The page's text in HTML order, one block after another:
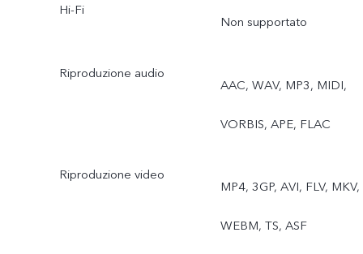
Astro, Pro, Istantanea,
Cibo, Fotografia
Hi-Fi
Non supportato
Riproduzione audio
AAC, WAV, MP3, MIDI,
VORBIS, APE, FLAC
Riproduzione video
MP4, 3GP, AVI, FLV, MKV,
WEBM, TS, ASF